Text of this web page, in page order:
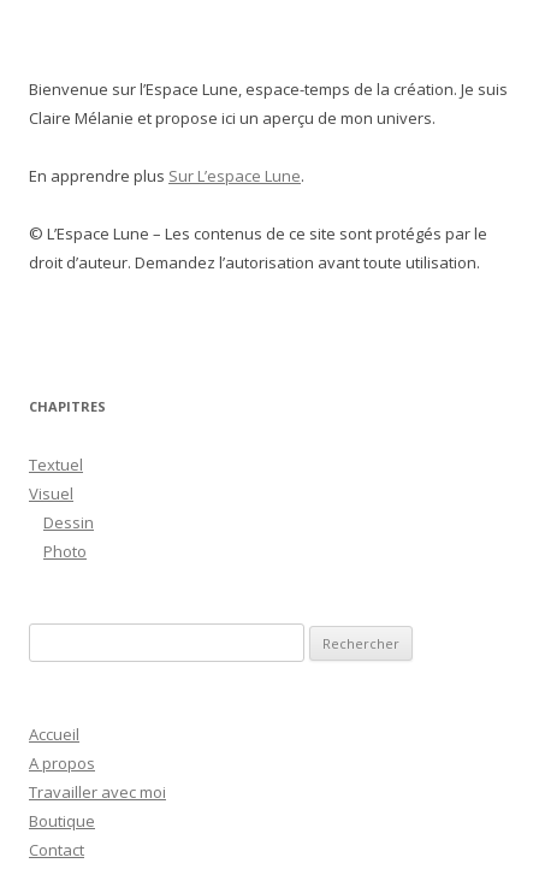
Bienvenue sur l’Espace Lune, espace-temps de la création. Je suis
Claire Mélanie et propose ici un aperçu de mon univers.
En apprendre plus Sur L’espace Lune.
© L’Espace Lune – Les contenus de ce site sont protégés par le
droit d’auteur. Demandez l’autorisation avant toute utilisation.
CHAPITRES
Textuel
Visuel
Dessin
Photo
e
h
e
r
c
h
Accueil
A propos
Travailler avec moi
Boutique
Contact